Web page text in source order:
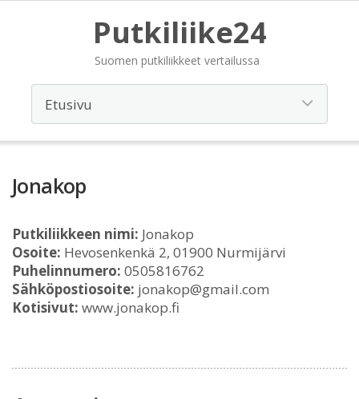
Putkiliike24
Suomen putkiliikkeet vertailussa
Jonakop
Putkiliikkeen nimi: Jonakop
Osoite: Hevosenkenkä 2, 01900 Nurmijärvi
Puhelinnumero: 0505816762
Sähköpostiosoite: jonakop@gmail.com
Kotisivut: www.jonakop.fi